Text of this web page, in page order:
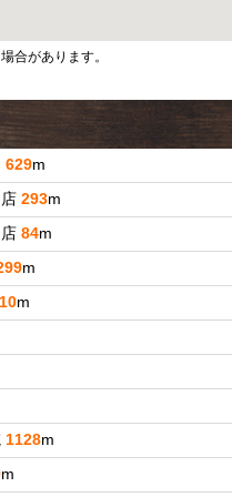
合があります。
629m
293m
84m
m
m
1128m
m